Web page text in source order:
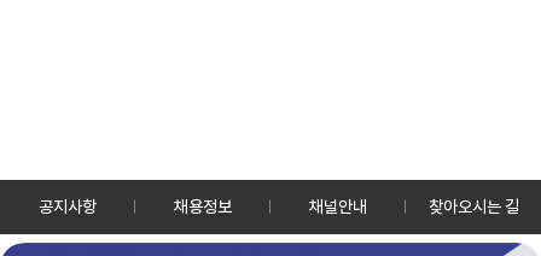
공지사항 채용정보 채널안내 찾아오시는 길